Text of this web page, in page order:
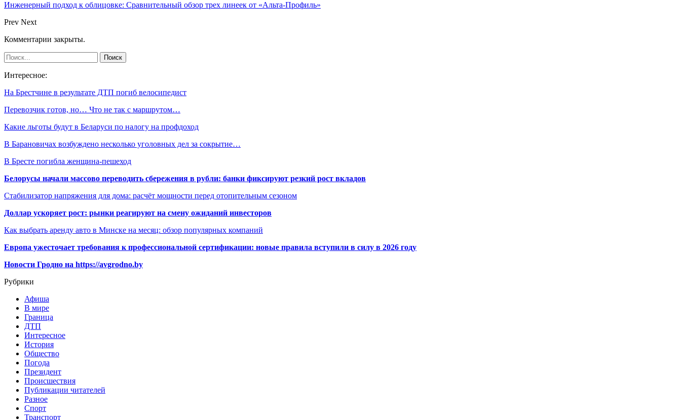
Инженерный подход к облицовке: Сравнительный обзор трех линеек от «Альта-Профиль»
Prev Next
Комментарии закрыты.
Интересное:
На Брестчине в результате ДТП погиб велосипедист
Перевозчик готов, но… Что не так с маршрутом…
Какие льготы будут в Беларуси по налогу на профдоход
В Барановичах возбуждено несколько уголовных дел за сокрытие…
В Бресте погибла женщина-пешеход
Белорусы начали массово переводить сбережения в рубли: банки фиксируют резкий рост вкладов
Стабилизатор напряжения для дома: расчёт мощности перед отопительным сезоном
Доллар ускоряет рост: рынки реагируют на смену ожиданий инвесторов
Как выбрать аренду авто в Минске на месяц: обзор популярных компаний
Европа ужесточает требования к профессиональной сертификации: новые правила вступили в силу в 2026 году
Новости Гродно на https://avgrodno.by
Рубрики
Афиша
В мире
Граница
ДТП
Интересное
История
Общество
Погода
Президент
Происшествия
Публикации читателей
Разное
Спорт
Транспорт